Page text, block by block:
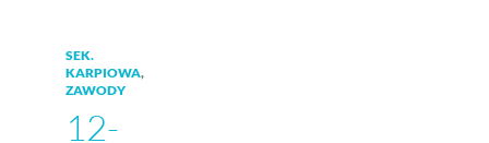
SEK.
KARPIOWA,
ZAWODY
12-